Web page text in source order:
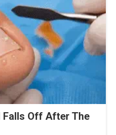
Falls Off After The